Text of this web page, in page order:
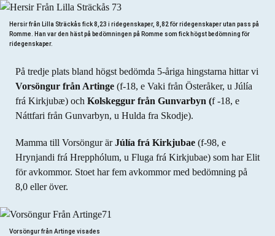
Hersir från Lilla Sträckås fick 8,23 i ridegenskaper, 8,82 för ridegenskaper utan pass på
Romme. Han var den häst på bedömningen på Romme som fick högst bedömning för
ridegenskaper.
På tredje plats bland högst bedömda 5-åriga hingstarna hittar vi
Vorsöngur från Artinge (f-18, e Vaki från Österåker, u Júlía
frá Kirkjubæ) och Kolskeggur från Gunvarbyn (f -18, e
Náttfari från Gunvarbyn, u Hulda fra Skodje).
Mamma till Vorsöngur ärJúlía frá Kirkjubae (f-98, e
Hrynjandi frá Hrepphólum, u Fluga frá Kirkjubae) som har Elit
för avkommor. Stoet har fem avkommor med bedömning på
8,0 eller över.
Vorsöngur från Artinge visades